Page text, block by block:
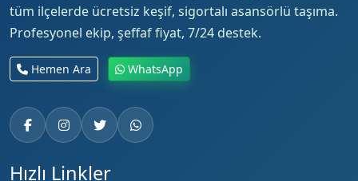
tüm ilçelerde ücretsiz keşif, sigortalı asansörlü taşıma.
Profesyonel ekip, şeffaf fiyat, 7/24 destek.
Hemen Ara WhatsApp
Hızlı Linkler